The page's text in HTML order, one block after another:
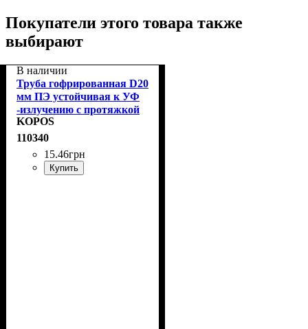
Покупатели этого товара также
выбирают
В наличии
Труба гофрированная D20
мм ПЭ устойчивая к УФ
-излучению с протяжкой
KOPOS 2320/LPE-
1_F50DU
KOPOS
110340
15.46грн
Купить